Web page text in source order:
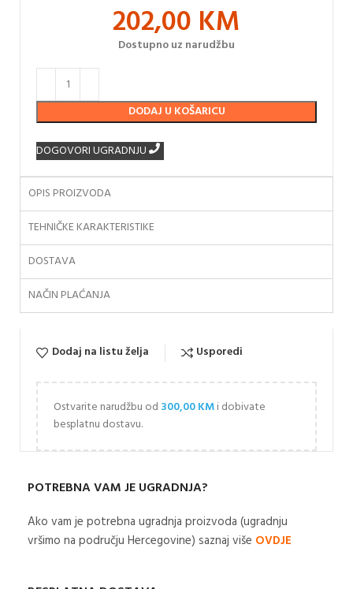
202,00 KM
Dostupno uz narudžbu
DODAJ U KOŠARICU
DOGOVORI UGRADNJU
OPIS PROIZVODA
TEHNIČKE KARAKTERISTIKE
DOSTAVA
NAČIN PLAĆANJA
Dodaj na listu želja Usporedi
Ostvarite narudžbu od 300,00KMi dobivate
besplatnu dostavu.
POTREBNA VAM JE UGRADNJA?
Ako vam je potrebna ugradnja proizvoda (ugradnju
vršimo na području Hercegovine) saznaj više OVDJE